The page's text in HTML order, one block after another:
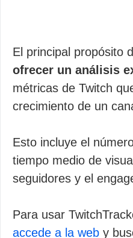
El principal propósito
ofrecer un análisis
métricas de Twitch
crecimiento de un
Esto incluye el
tiempo medio de
seguidores y el
Para usar
accede a la web y